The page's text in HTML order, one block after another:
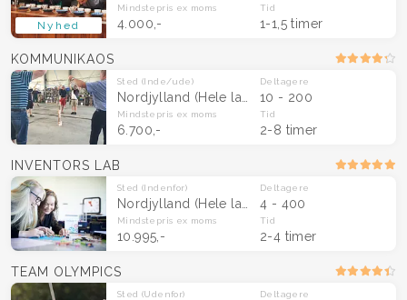
Nyhed
Mindstepris ex moms
4.000,-
Tid
1-1,5 timer
KOMMUNIKAOS
Sted (Inde/ude)
Nordjylland (Hele landet)
Deltagere
10 - 200
Mindstepris ex moms
6.700,-
Tid
2-8 timer
INVENTORS LAB
Sted (Indenfor)
Nordjylland (Hele landet)
Deltagere
4 - 400
Mindstepris ex moms
10.995,-
Tid
2-4 timer
TEAM OLYMPICS
Sted (Udenfor) Deltagere